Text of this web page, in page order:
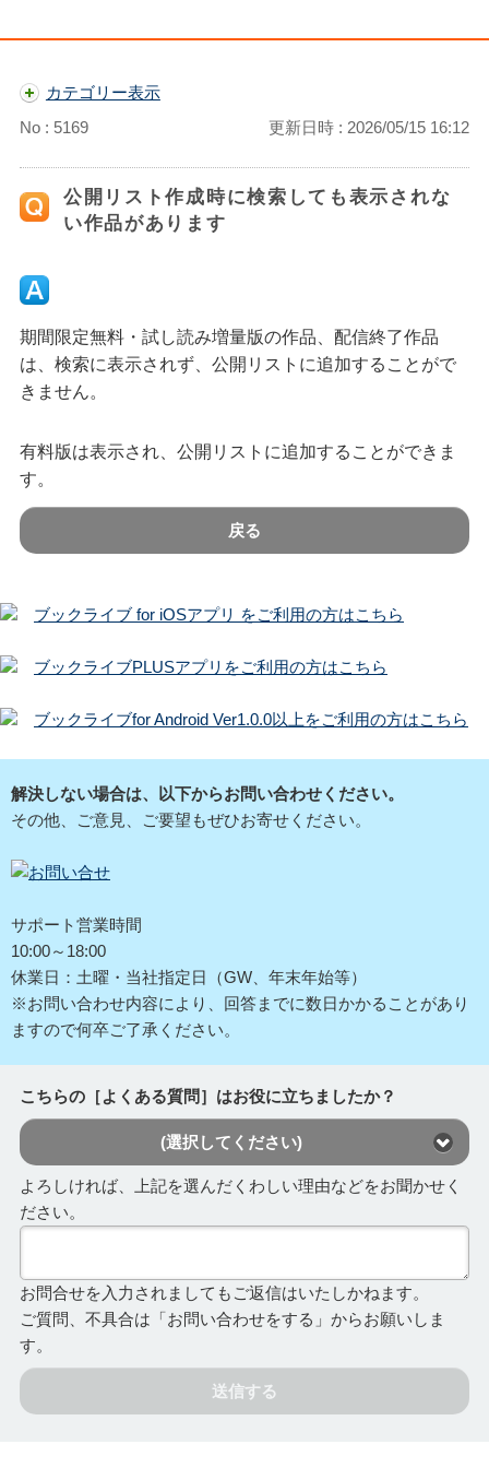
カテゴリー表示
No : 5169
更新日時 : 2026/05/15 16:12
公開リスト作成時に検索しても表示されな
い作品があります
期間限定無料・試し読み増量版の作品、配信終了作品
は、検索に表示されず、公開リストに追加することがで
きません。
有料版は表示され、公開リストに追加することができま
す。
戻る
ブックライブ for iOSアプリ をご利用の方はこちら
ブックライブPLUSアプリをご利用の方はこちら
ブックライブfor Android Ver1.0.0以上をご利用の方はこちら
解決しない場合は、以下からお問い合わせください。
その他、ご意見、ご要望もぜひお寄せください。
サポート営業時間
10:00～18:00
休業日：土曜・当社指定日（GW、年末年始等）
※お問い合わせ内容により、回答までに数日かかることがあり
ますので何卒ご了承ください。
こちらの［よくある質問］はお役に立ちましたか？
(選択してください)
よろしければ、上記を選んだくわしい理由などをお聞かせく
ださい。
お問合せを入力されましてもご返信はいたしかねます。
ご質問、不具合は「お問い合わせをする」からお願いしま
す。
送信する